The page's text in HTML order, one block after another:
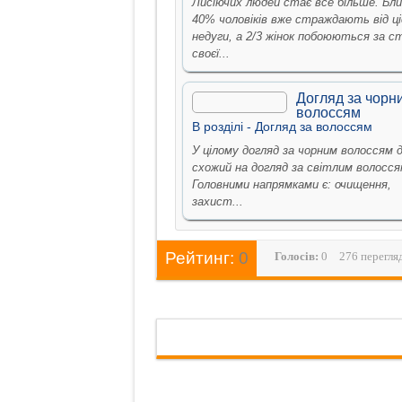
40% чоловіків вже страждають від
недуги, а 2/3 жінок побоюються за
своєї...
Догляд за
волоссям
В рoздiлi - Догляд за волоссям
У цілому догляд за чорним волоссям
схожий на догляд за світлим
Головними напрямками є: очищення,
захист...
Рейтинг: 0 Голосiв: 0 276